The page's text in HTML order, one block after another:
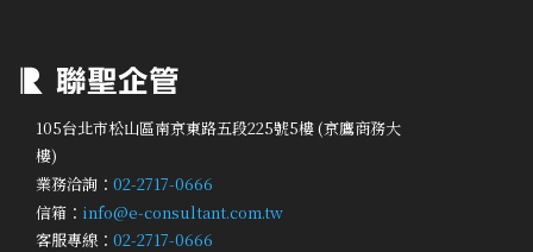
105台北市松山區南京東路五段225號5樓 (京鷹商務大
樓)
業務洽詢： 02-2717-0666
信箱： info@e-consultant.com.tw
客服專線： 02-2717-0666